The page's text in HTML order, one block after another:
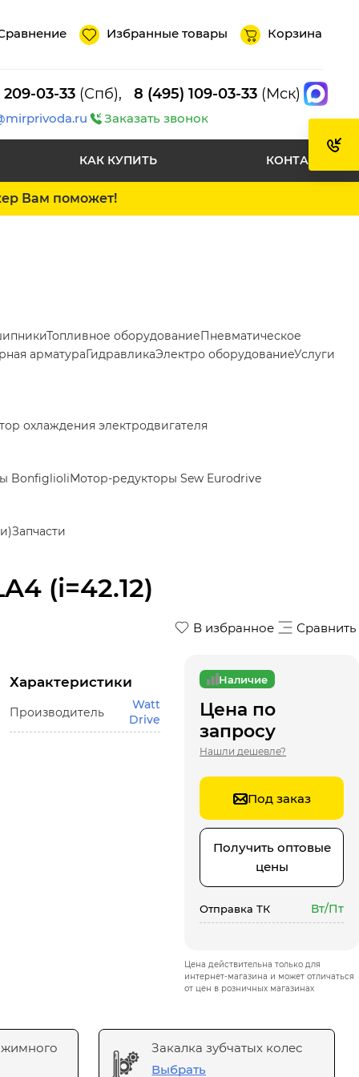
Избранные товары Корзина
209-03-33 (Спб), 8 (495) 109-03-33 (Мск)
Заказать звонок
КАК КУПИТЬ КОНТАКТЫ
Вам поможет!
(i=42.12)
Топливное оборудованиеПневматическое
арматураГидравликаЭлектро оборудованиеУслуги
охлаждения электродвигателя
BonfiglioliМотор-редукторы Sew Eurodrive
Запчасти
В избранное Сравнить
Характеристики
Производитель
Watt
Drive
Наличие
Цена по
запросу
Нашли дешевле?
Под заказ
Получить оптовые
цены
Отправка ТК Вт/Пт
Цена действительна только для
интернет-магазина и может отличаться
от цен в розничных магазинах
Закалка зубчатых колес
Выбрать